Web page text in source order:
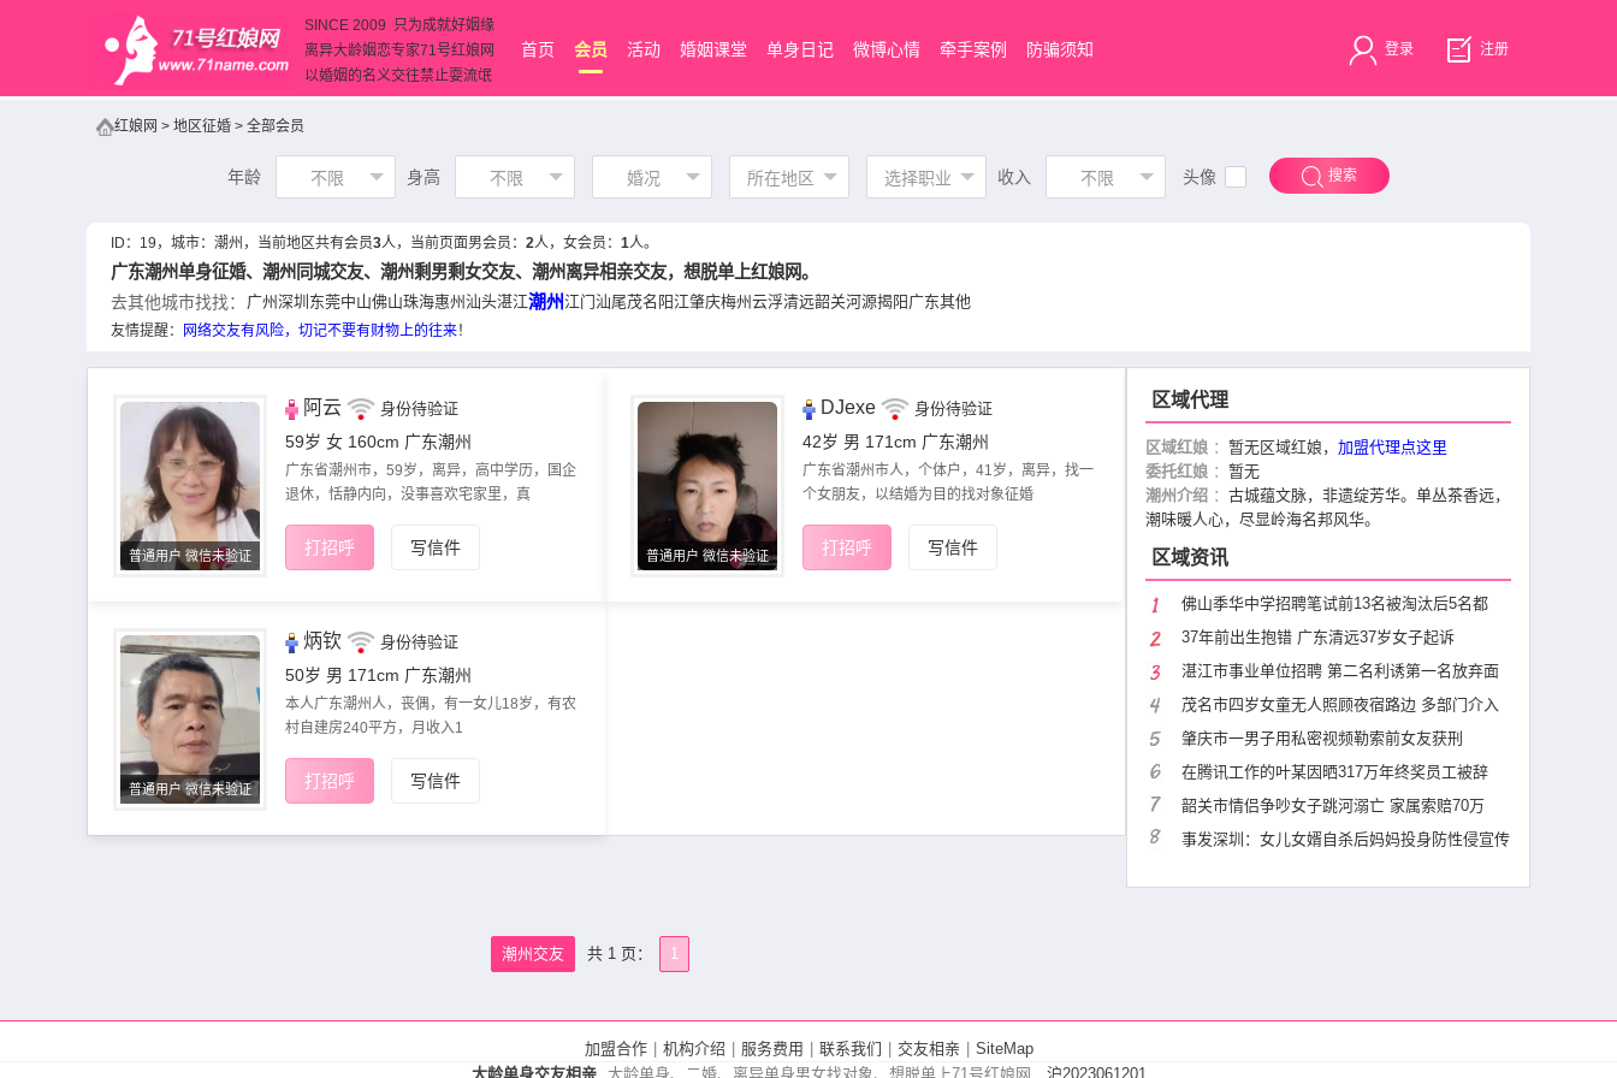
SINCE 2009 只为成就好姻缘
离异大龄姻恋专家71号红娘网
以婚姻的名义交往禁止耍流氓
首页 会员 活动 婚姻课堂 单身日记 微博心情 牵手案例 防骗须知 登录 注册
红娘网 > 地区征婚 > 全部会员
年龄 不限 身高 不限 婚况 所在地区 选择职业 收入 不限 头像 搜索
普通用户 微信未验证
阿云 身份待验证
59岁 女 160cm 广东潮州
广东省潮州市，59岁，离异，高中学历，国企
退休，恬静内向，没事喜欢宅家里，真
打招呼 写信件 普通用户 微信未验证
DJexe 身份待验证
42岁 男 171cm 广东潮州
广东省潮州市人，个体户，41岁，离异，找一
个女朋友，以结婚为目的找对象征婚​
打招呼 写信件
普通用户 微信未验证
炳钦 身份待验证
50岁 男 171cm 广东潮州
本人广东潮州人，丧偶，有一女儿18岁，有农
村自建房240平方，​‌‌月收入1
打招呼 写信件
区域代理
区域红娘 ： 暂无区域红娘， 加盟代理点这里
委托红娘 ： 暂无
潮州介绍 ： 古城蕴文脉，非遗绽芳华。单丛茶香远，
潮味暖人心，尽显岭海名邦风华。
区域资讯
佛山季华中学招聘笔试前13名被淘汰后5名都
37年前出生抱错 广东清远37岁女子起诉
湛江市事业单位招聘 第二名利诱第一名放弃面
茂名市四岁女童无人照顾夜宿路边 多部门介入
肇庆市一男子用私密视频勒索前女友获刑
在腾讯工作的叶某因晒317万年终奖员工被辞
韶关市情侣争吵女子跳河溺亡 家属索赔70万
事发深圳：女儿女婿自杀后妈妈投身防性侵宣传
潮州交友 共 1 页： 1
ID： 19 ，城市： 潮州 ，当前地区共有会员3人，当前页面男会员： 2人，女会员： 1人。
广东潮州单身征婚、 潮州同城交友、潮州剩男剩女交友、潮州离异相亲交友，想脱单上红娘网。
去其他城市找找：
广州 深圳 东莞中山佛山珠海惠州 汕头湛江潮州江门汕尾茂名 阳江肇庆梅州 云浮清远韶关河源揭阳 广东其他
友情提醒： 网络交友有风险，切记不要有财物上的往来！
加盟合作 机构介绍 服务费用 联系我们 交友相亲
SiteMap
大龄单身交友相亲
大龄单身、二婚、离异单身男女找对象、想脱单上71号红娘网 沪2023061201